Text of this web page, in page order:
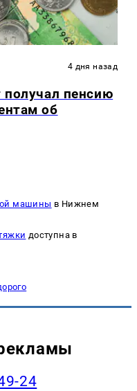
4 дня назад
пенсию
об
машины в Нижнем
доступна в
24